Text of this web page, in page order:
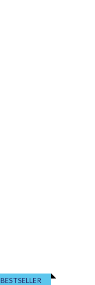
BESTSELLER